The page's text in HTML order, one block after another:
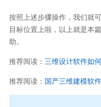
按照上述步骤操作，我们就
目标位置上啦，以上就是本
助。
推荐阅读： 三维设计软件如
推荐阅读： 国产三维建模软件